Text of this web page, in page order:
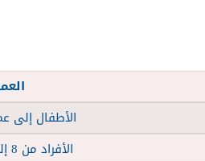
الأطفال إلى عمر 7
الأفراد من 8 إلى 18 عاماً